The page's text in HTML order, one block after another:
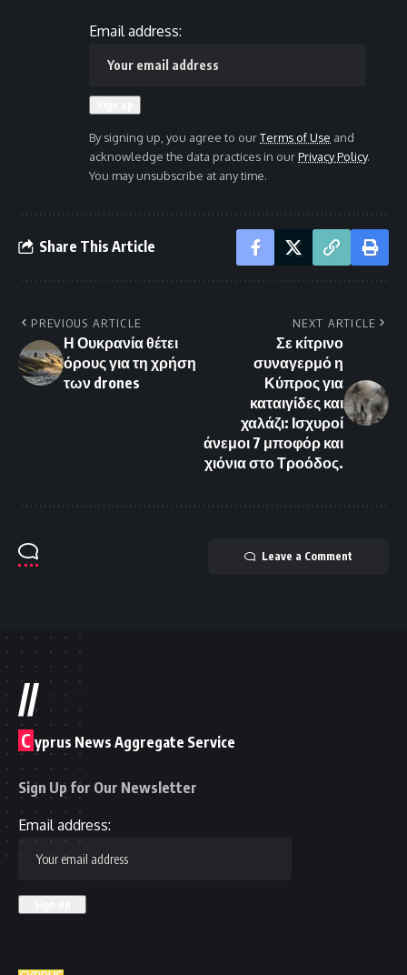
Email address:
By signing up, you agree to ourTerms of Use and
acknowledge the data practices in ourPrivacy Policy.
You may unsubscribe at any time.
Share This Article
PREVIOUS ARTICLE
Η Ουκρανία θέτει
όρους για τη χρήση
των drones
NEXT ARTICLE
Σε κίτρινο
συναγερμό η
Κύπρος για
καταιγίδες και
χαλάζι: Ισχυροί
άνεμοι 7 μποφόρ και
χιόνια στο Τροόδος.
Leave a Comment
//
C yprus News Aggregate Service
Sign Up for Our Newsletter
Email address: